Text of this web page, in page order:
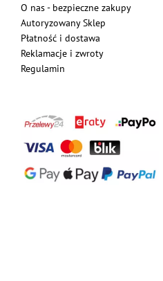
O nas - bezpieczne zakupy
Autoryzowany Sklep
Płatność i dostawa
Reklamacje i zwroty
Regulamin